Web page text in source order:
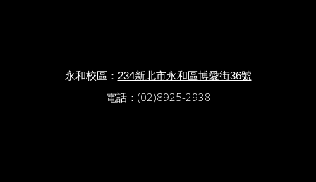
永和校區： 234新北市永和區博愛街36號
電話：(02)8925-2938